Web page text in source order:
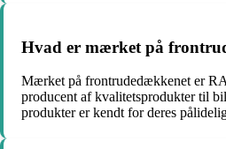
Hvad er mærket på
Mærket på frontrudedækkenet er
producent af kvalitetsprodukter til
produkter er kendt for deres